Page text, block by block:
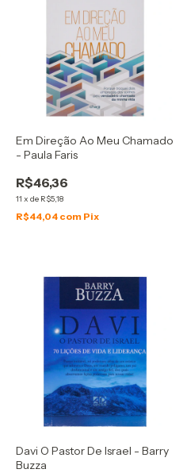
Em Direção Ao Meu Chamado
- Paula Faris
R$46,36
11 x de R$5,18
R$44,04 com Pix
Davi O Pastor De Israel - Barry
Buzza